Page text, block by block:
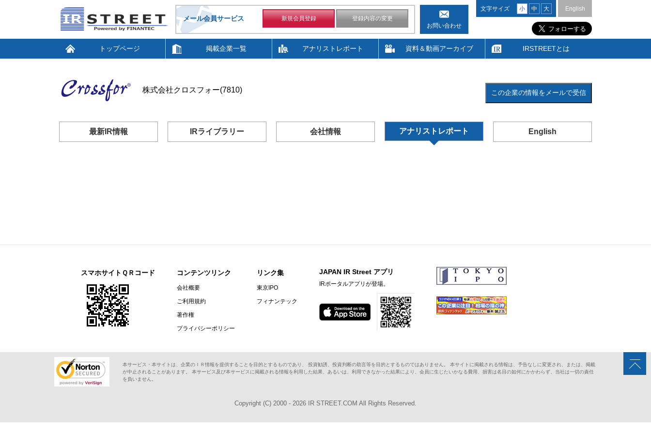
メール会員サービス 新規会員登録
登録内容の変更
お問い合わせ
文字サイズ 小 中 大 English
トップページ 掲載企業一覧 アナリストレポート 資料＆動画アーカイブ IRSTREETとは
株式会社クロスフォー(7810) この企業の情報をメールで受信
最新IR情報 IRライブラリー 会社情報 アナリストレポート English
スマホサイトＱＲコード コンテンツリンク
会社概要
ご利用規約
著作権
プライバシーポリシー
リンク集
東京IPO
フィナンテック
JAPAN IR Street アプリ
IRポータルアプリが登場。
本サービス・本サイトは、企業のＩＲ情報を提供することを目的とするものであり、 投資勧誘、投資判断の助言等を目的とするものではありません。 本サイトに掲載される情報は、予告なしに変更され、または、掲載
が中止されることがあります。 本サービス及び本サービスに掲載される情報を利用した結果、あるいは、利用できなかった結果により、会員に生じたいかなる費用、損害は名目の如何にかかわらず、当社は一切の責任
を負いません。
Copyright (C) 2000 - 2026 IR STREET.COM All Rights Reserved.